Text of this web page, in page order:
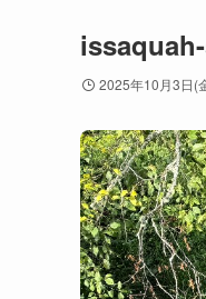
2025年10月3日(